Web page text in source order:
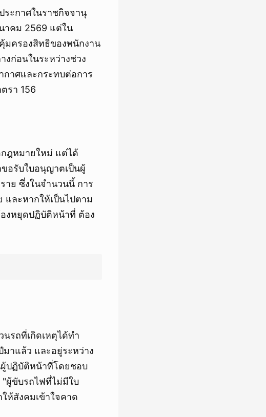
ระกาศในราชกิจจานุ
าคม 2569 แต่ใน
มครองสิทธิของพนักงาน
งก่อนในระหว่างช่วง
กาศและกระทบต่อการ
รา 156
กฎหมายใหม่ แต่ได้
อรับใบอนุญาตเป็นผู้
าย ซึ่งในจำนวนนี้ การ
และหากให้เป็นไปตาม
งหยุดปฏิบัติหน้าที่ ต้อง
รถที่เกิดเหตุได้ทำ
าแล้ว และอยู่ระหว่าง
ผู้ปฏิบัติหน้าที่โดยชอบ
"ผู้ขับรถไฟที่ไม่มีใบ
ห้สังคมเข้าใจคาด